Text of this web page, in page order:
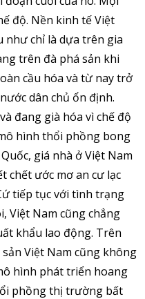
độ. Nền kinh tế Việt
như chỉ là dựa trên gia
trên đà phá sản khi
cầu hóa và từ nay trở
dân chủ ổn định.
đang già hóa vì chế độ
hình thổi phồng bong
giá nhà ở Việt Nam
chết ước mơ an cư lạc
tiếp tục với tình trạng
Việt Nam cũng chẳng
khẩu lao động. Trên
Việt Nam cũng không
hình phát triển hoang
phồng thị trường bất